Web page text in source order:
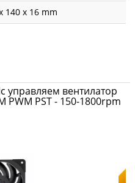
140 x 16 mm
управляем вентилатор
PWM PST - 150-1800rpm